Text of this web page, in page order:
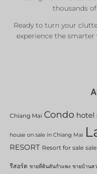
thousands
Ready to turn your
experience the smarter
Chiang Mai Condo hotel
house on sale in Chiang Mai
RESORT Resort for sale
รีสอร์ต ขายที่ดินสันกำแพง ขายบ้านส